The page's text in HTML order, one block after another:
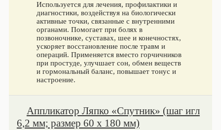
Используется для лечения, профилактики и
диагностики, воздействуя на биологически
активные точки, связанные с внутренними
органами. Помогает при болях в
позвоночнике, суставах, шее и конечностях,
ускоряет восстановление после травм и
операций. Применяется вместо горчичников
при простуде, улучшает сон, обмен веществ
и гормональный баланс, повышает тонус и
настроение.
Аппликатор Ляпко «Спутник» (шаг игл
6,2 мм; размер 60 х 180 мм)